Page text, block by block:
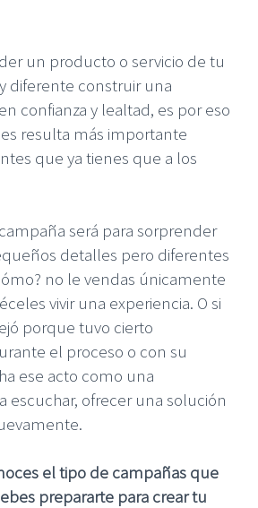
un producto o servicio de tu
diferente construir una
confianza y lealtad, es por eso
resulta más importante
que ya tienes que a los
será para sorprender
detalles pero diferentes
no le vendas únicamente
vivir una experiencia. O si
porque tuvo cierto
el proceso o con su
ese acto como una
escuchar, ofrecer una solución
el tipo de campañas que
prepararte para crear tu